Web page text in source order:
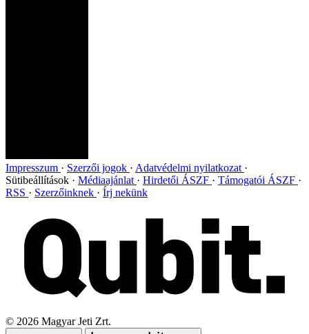
Impresszum Szerzői jogok
Adatvédelmi nyilatkozat
Sütibeállítások
Médiaajánlat Hirdetői ÁSZF
Támogatói ÁSZF
RSS
Szerzőinknek Írj nekünk
© 2026 Magyar Jeti Zrt.